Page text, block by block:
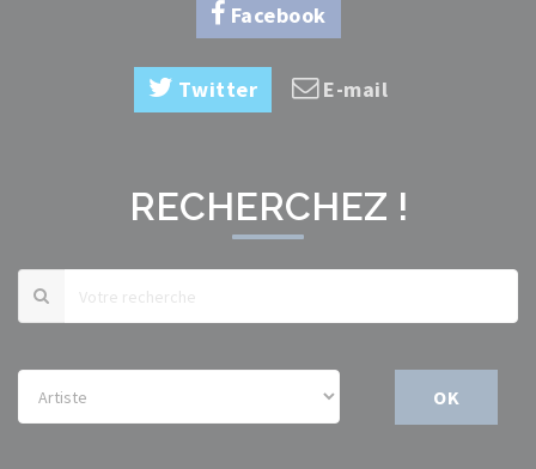
Facebook
Twitter E-mail
RECHERCHEZ !
OK